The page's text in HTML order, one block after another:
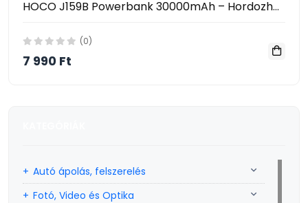
HOCO J159B Powerbank 30000mAh – Hordozható Gyorstöltő PD/QC Támogatással, 22.5W, 2×USB + Type-C
(0)
7 990 Ft
Autó ápolás, felszerelés
Fotó, Video és Optika